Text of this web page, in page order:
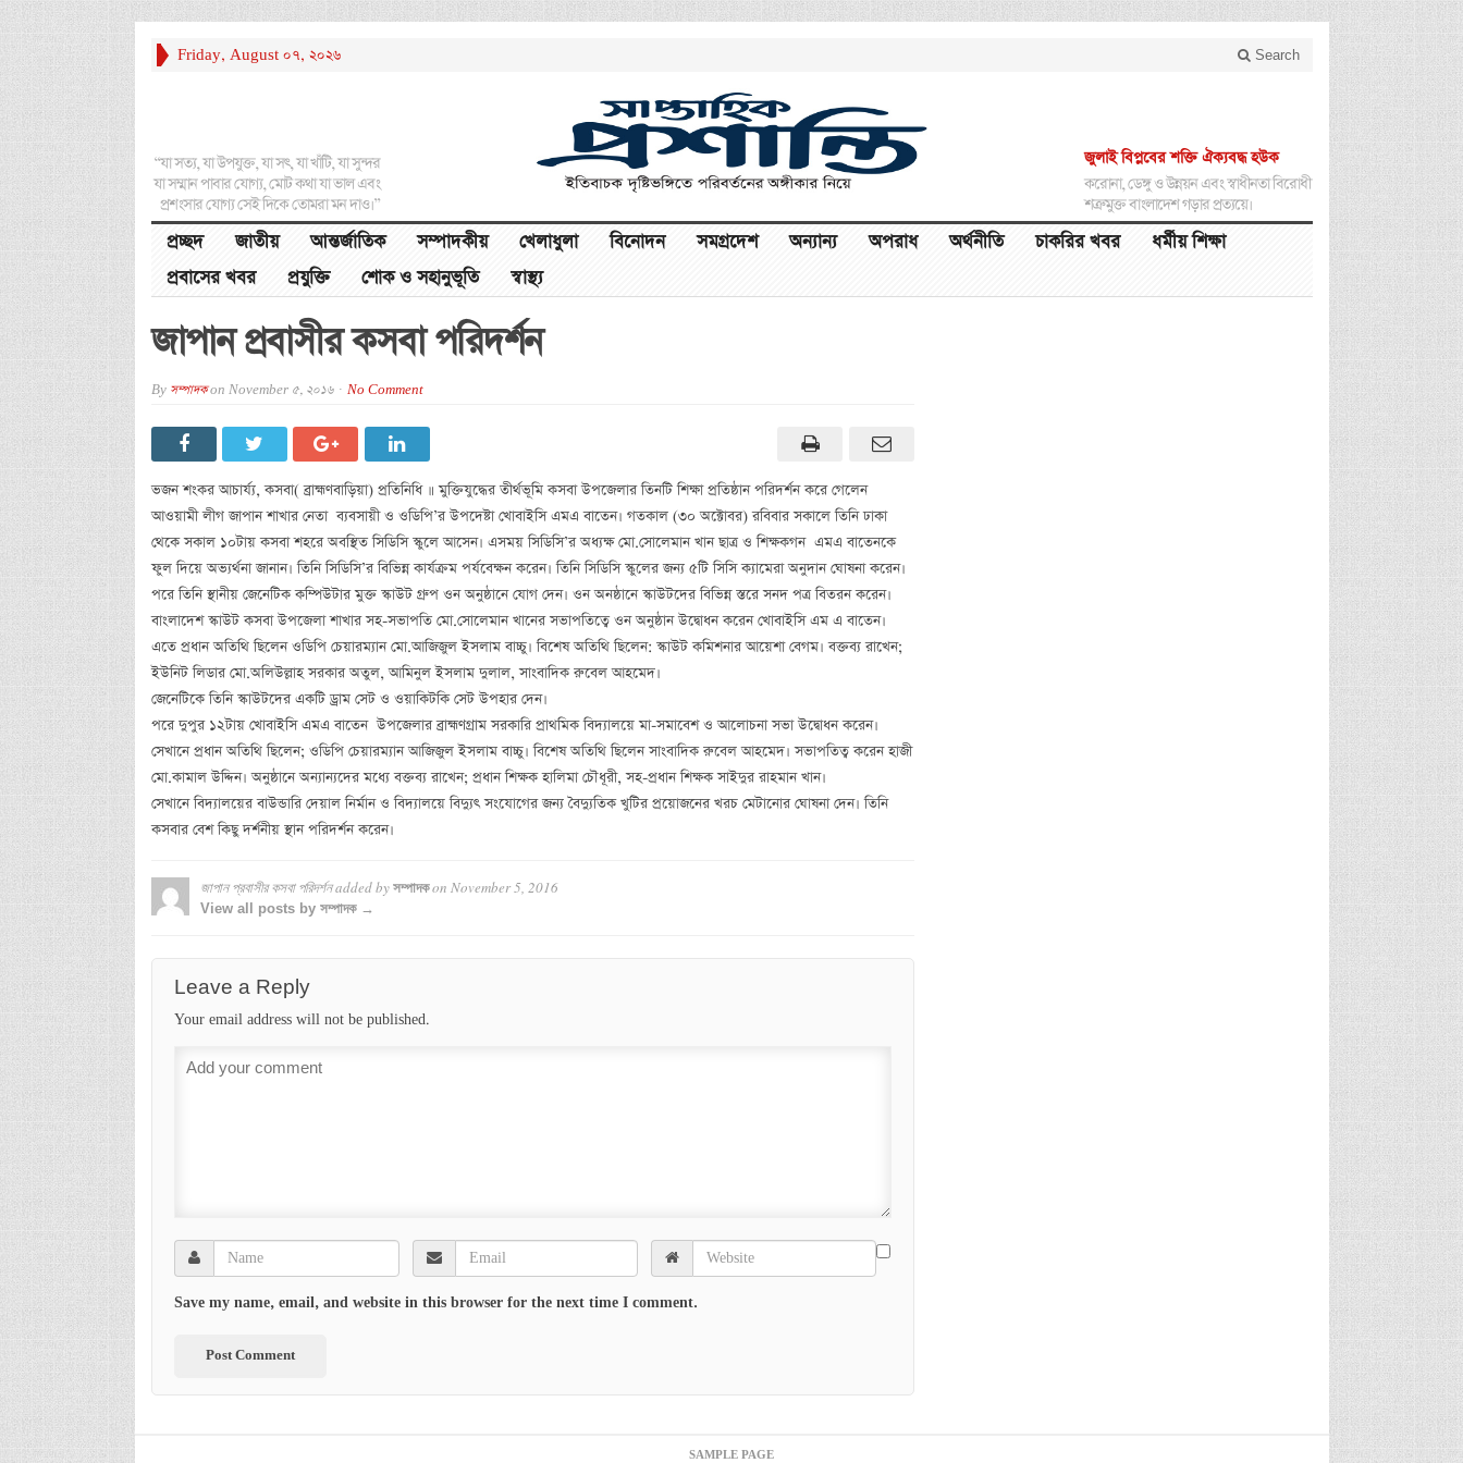
Friday, August 07, 2026 Search
“যা সত্য, যা উপযুক্ত, যা সৎ, যা খাঁটি, যা সুন্দর
যা সম্মান পাবার যোগ্য, মোট কথা যা ভাল এবং
প্রশংসার যোগ্য সেই দিকে তোমরা মন দাও।”
জুলাই বিপ্লবের শক্তি ঐক্যবদ্ধ হউক
করোনা, ডেঙ্গু ও উন্নয়ন এবং স্বাধীনতা বিরোধী
শত্রুমুক্ত বাংলাদেশ গড়ার প্রত্যয়ে।
প্রচ্ছদ জাতীয় আন্তর্জাতিক সম্পাদকীয় খেলাধুলা বিনোদন সমগ্রদেশ অন্যান্য অপরাধ অর্থনীতি চাকরির খবর
ধর্মীয় শিক্ষা
প্রবাসের খবর
প্রযুক্তি শোক ও সহানুভূতি স্বাস্থ্য
জাপান প্রবাসীর কসবা পরিদর্শন
By সম্পাদকon November 5, 2016 No Comment
ভজন শংকর আচার্য্য, কসবা( ব্রাহ্মণবাড়িয়া) প্রতিনিধি ॥ মুক্তিযুদ্ধের তীর্থভূমি কসবা উপজেলার তিনটি শিক্ষা প্রতিষ্ঠান পরিদর্শন করে গেলেন
আওয়ামী লীগ জাপান শাখার নেতা ব্যবসায়ী ও ওডিপি’র উপদেষ্টা খোবাইসি এমএ বাতেন। গতকাল (৩০ অক্টোবর) রবিবার সকালে তিনি ঢাকা
থেকে সকাল ১০টায় কসবা শহরে অবস্থিত সিডিসি স্কুলে আসেন। এসময় সিডিসি’র অধ্যক্ষ মো.সোলেমান খান ছাত্র ও শিক্ষকগন এমএ বাতেনকে
ফুল দিয়ে অভ্যর্থনা জানান। তিনি সিডিসি’র বিভিন্ন কার্যক্রম পর্যবেক্ষন করেন। তিনি সিডিসি স্কুলের জন্য ৫টি সিসি ক্যামেরা অনুদান ঘোষনা করেন।
পরে তিনি স্থানীয় জেনেটিক কম্পিউটার মুক্ত স্কাউট গ্রুপ ওন অনুষ্ঠানে যোগ দেন। ওন অনষ্ঠানে স্কাউটদের বিভিন্ন স্তরে সনদ পত্র বিতরন করেন।
বাংলাদেশ স্কাউট কসবা উপজেলা শাখার সহ-সভাপতি মো.সোলেমান খানের সভাপতিত্বে ওন অনুষ্ঠান উদ্বোধন করেন খোবাইসি এম এ বাতেন।
এতে প্রধান অতিথি ছিলেন ওডিপি চেয়ারম্যান মো.আজিজুল ইসলাম বাচ্চু। বিশেষ অতিথি ছিলেন: স্কাউট কমিশনার আয়েশা বেগম। বক্তব্য রাখেন;
ইউনিট লিডার মো.অলিউল্লাহ সরকার অতুল, আমিনুল ইসলাম দুলাল, সাংবাদিক রুবেল আহমেদ।
জেনেটিকে তিনি স্কাউটদের একটি ড্রাম সেট ও ওয়াকিটকি সেট উপহার দেন।
পরে দুপুর ১২টায় খোবাইসি এমএ বাতেন উপজেলার ব্রাহ্মণগ্রাম সরকারি প্রাথমিক বিদ্যালয়ে মা-সমাবেশ ও আলোচনা সভা উদ্বোধন করেন।
সেখানে প্রধান অতিথি ছিলেন; ওডিপি চেয়ারম্যান আজিজুল ইসলাম বাচ্চু। বিশেষ অতিথি ছিলেন সাংবাদিক রুবেল আহমেদ। সভাপতিত্ব করেন হাজী
মো.কামাল উদ্দিন। অনুষ্ঠানে অন্যান্যদের মধ্যে বক্তব্য রাখেন; প্রধান শিক্ষক হালিমা চৌধূরী, সহ-প্রধান শিক্ষক সাইদুর রাহমান খান।
সেখানে বিদ্যালয়ের বাউন্ডারি দেয়াল নির্মান ও বিদ্যালয়ে বিদ্যুৎ সংযোগের জন্য বৈদ্যুতিক খুটির প্রয়োজনের খরচ মেটানোর ঘোষনা দেন। তিনি
কসবার বেশ কিছু দর্শনীয় স্থান পরিদর্শন করেন।
জাপান প্রবাসীর কসবা পরিদর্শনadded by সম্পাদকon November 5, 2016
View all posts by সম্পাদক →
Leave a Reply
Your email address will not be published.
Save my name, email, and website in this browser for the next time I comment.
SAMPLE PAGE